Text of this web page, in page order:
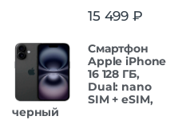
15 499 ₽
Смартфон
Apple iPhone
16 128 ГБ,
Dual: nano
SIM + eSIM,
черный